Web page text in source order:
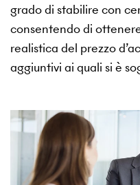
grado di stabilire con
consentendo di
realistica del prezzo
aggiuntivi ai quali si è